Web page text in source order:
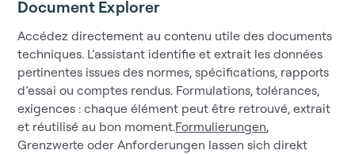
Document Explorer
Accédez directement au contenu utile des documents
techniques. L’assistant identifie et extrait les données
pertinentes issues des normes, spécifications, rapports
d’essai ou comptes rendus. Formulations, tolérances,
exigences : chaque élément peut être retrouvé, extrait
et réutilisé au bon moment.Formulierungen,
Grenzwerte oder Anforderungen lassen sich direkt